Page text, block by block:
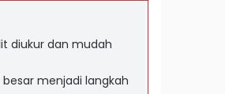
diukur dan mudah
menjadi langkah